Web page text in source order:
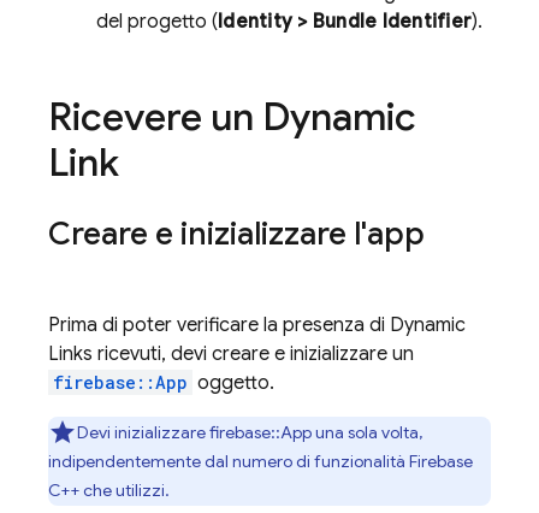
del progetto (Identity > Bundle Identifier).
Ricevere un Dynamic
Link
Creare e inizializzare l'app
Prima di poter verificare la presenza di Dynamic
Links ricevuti, devi creare e inizializzare un
firebase::App oggetto.
Devi inizializzare firebase::App una sola volta,
indipendentemente dal numero di funzionalità Firebase
C++ che utilizzi.